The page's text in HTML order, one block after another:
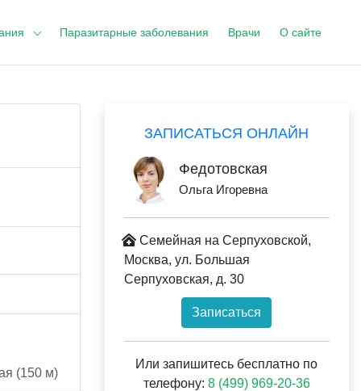
Паразитарные заболевания Врачи О сайте
(150 м)
ЗАПИСАТЬСЯ ОНЛАЙН
Федотовская
Ольга Игоревна
Семейная на Серпуховской,
Москва, ул. Большая
Серпуховская, д. 30
Записаться
Или запишитесь бесплатно по
телефону: 8 (499) 969-20-36